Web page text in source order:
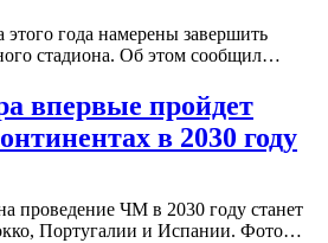
года намерены завершить
стадиона. Об этом сообщил…
впервые пройдет
в 2030 году
проведение ЧМ в 2030 году станет
Португалии и Испании. Фото…